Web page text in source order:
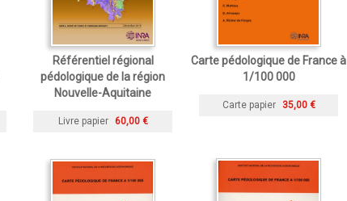
Référentiel régional
pédologique de la région
Nouvelle-Aquitaine
Livre papier 60,00 €
Carte pédologique de France à
1/100 000
Carte papier 35,00 €